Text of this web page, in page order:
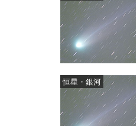
恒星・銀河